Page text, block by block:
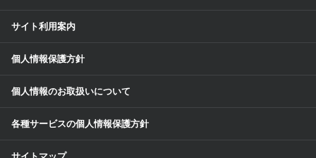
サイト利用案内
個人情報保護方針
個人情報のお取扱いについて
各種サービスの個人情報保護方針